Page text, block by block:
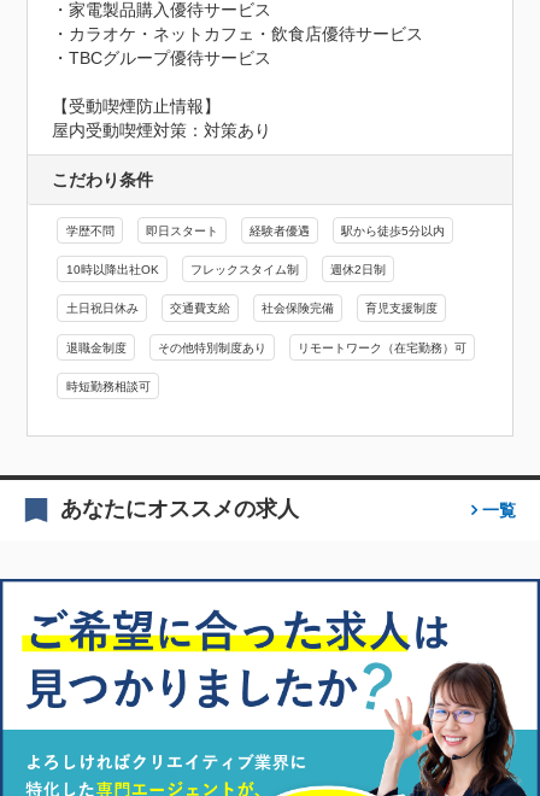
・家電製品購入優待サービス
・カラオケ・ネットカフェ・飲食店優待サービス
・TBCグループ優待サービス
【受動喫煙防止情報】
屋内受動喫煙対策：対策あり
こだわり条件
学歴不問 即日スタート 経験者優遇 駅から徒歩5分以内
10時以降出社OK フレックスタイム制 週休2日制
土日祝日休み 交通費支給 社会保険完備 育児支援制度
退職金制度 その他特別制度あり リモートワーク（在宅勤務）可
時短勤務相談可
あなたにオススメの求人 一覧